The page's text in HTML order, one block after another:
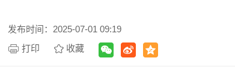
发布时间：2025-07-01 09:19
打印 收藏